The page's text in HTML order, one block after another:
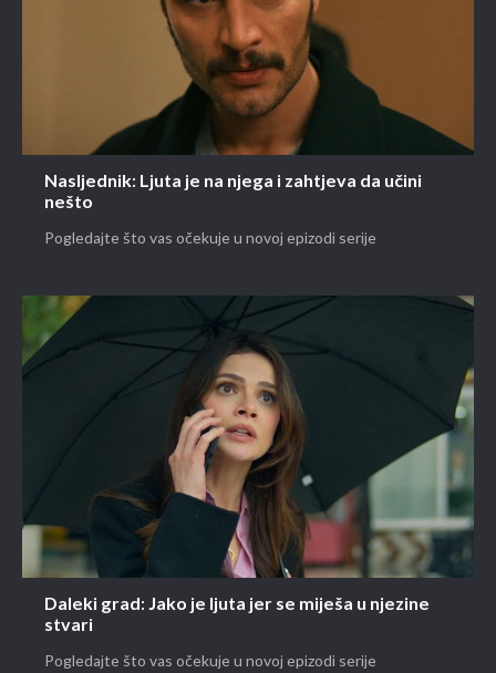
Nasljednik: Ljuta je na njega i zahtjeva da učini
nešto
Pogledajte što vas očekuje u novoj epizodi serije
Daleki grad: Jako je ljuta jer se miješa u njezine
stvari
Pogledajte što vas očekuje u novoj epizodi serije